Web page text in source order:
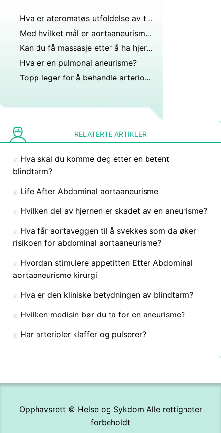
Hva er ateromatøs utfoldelse av thoraxaorta?
Med hvilket mål er aortaaneurisme en vanlig tilstand?
Kan du få massasje etter å ha hjerneaneurisme?
Hva er en pulmonal aneurisme?
Topp leger for å behandle arteriovenøs misdannelse?
RELATERTE ARTIKLER
Hva skal du komme deg etter en betent
blindtarm?
Life After Abdominal aortaaneurisme
Hvilken del av hjernen er skadet av en aneurisme?
Hva får aortaveggen til å svekkes som da øker
risikoen for abdominal aortaaneurisme?
Hvordan stimulere appetitten Etter Abdominal
aortaaneurisme kirurgi
Hva er den kliniske betydningen av blindtarm?
Hvilken medisin bør du ta for en aneurisme?
Har arterioler klaffer og pulserer?
Opphavsrett © Helse og Sykdom Alle rettigheter
forbeholdt